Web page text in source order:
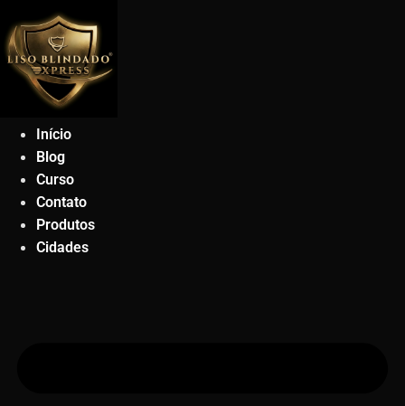
para
o
conteúdo
Início
Blog
Curso
Contato
Produtos
Cidades